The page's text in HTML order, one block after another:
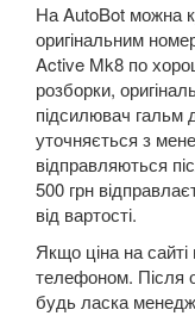
KA Mk3
KA+
KA+ Active
Kuga Mk1
Kuga Mk2 (CBS)
Mondeo Mk3
На AutoBot можна
оригінальним
Active Mk8 по
розборки,
підсилювач
уточняється з
відправляються
500 грн
від вартості.
Якщо ціна на
телефоном. Після
будь ласка